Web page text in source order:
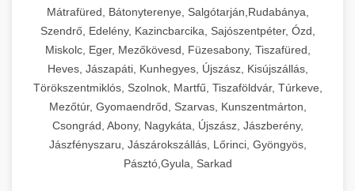
Mátrafüred, Bátonyterenye, Salgótarján,Rudabánya,
Szendrő, Edelény, Kazincbarcika, Sajószentpéter, Ózd,
Miskolc, Eger, Mezőkövesd, Füzesabony, Tiszafüred,
Heves, Jászapáti, Kunhegyes, Újszász, Kisújszállás,
Törökszentmiklós, Szolnok, Martfű, Tiszaföldvár, Túrkeve,
Mezőtúr, Gyomaendrőd, Szarvas, Kunszentmárton,
Csongrád, Abony, Nagykáta, Újszász, Jászberény,
Jászfényszaru, Jászárokszállás, Lőrinci, Gyöngyös,
Pásztó,Gyula, Sarkad